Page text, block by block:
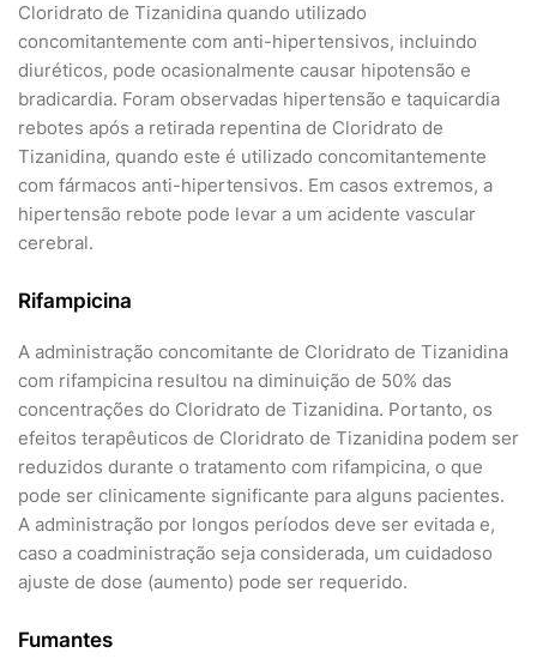
Cloridrato de Tizanidina quando utilizado
concomitantemente com anti-hipertensivos, incluindo
diuréticos, pode ocasionalmente causar hipotensão e
bradicardia. Foram observadas hipertensão e taquicardia
rebotes após a retirada repentina de Cloridrato de
Tizanidina, quando este é utilizado concomitantemente
com fármacos anti-hipertensivos. Em casos extremos, a
hipertensão rebote pode levar a um acidente vascular
cerebral.
Rifampicina
A administração concomitante de Cloridrato de Tizanidina
com rifampicina resultou na diminuição de 50% das
concentrações do Cloridrato de Tizanidina. Portanto, os
efeitos terapêuticos de Cloridrato de Tizanidina podem ser
reduzidos durante o tratamento com rifampicina, o que
pode ser clinicamente significante para alguns pacientes.
A administração por longos períodos deve ser evitada e,
caso a coadministração seja considerada, um cuidadoso
ajuste de dose (aumento) pode ser requerido.
Fumantes